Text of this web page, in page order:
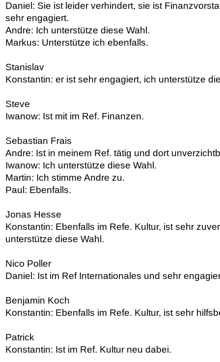
Daniel: Sie ist leider verhindert, sie ist
sehr engagiert.
Andre: Ich unterstütze diese Wahl.
Markus: Unterstütze ich ebenfalls.
Stanislav
Konstantin: er ist sehr engagiert, ich unterstütze
Steve
Iwanow: Ist mit im Ref. Finanzen.
Sebastian Frais
Andre: Ist in meinem Ref. tätig und dort
Iwanow: Ich unterstütze diese Wahl.
Martin: Ich stimme Andre zu.
Paul: Ebenfalls.
Jonas Hesse
Konstantin: Ebenfalls im Refe. Kultur, ist sehr
unterstütze diese Wahl.
Nico Poller
Daniel: Ist im Ref Internationales und sehr
Benjamin Koch
Konstantin: Ebenfalls im Refe. Kultur, ist sehr
Patrick
Konstantin: Ist im Ref. Kultur neu dabei.